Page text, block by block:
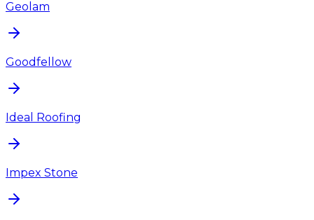
Geolam
Goodfellow
Ideal Roofing
Impex Stone